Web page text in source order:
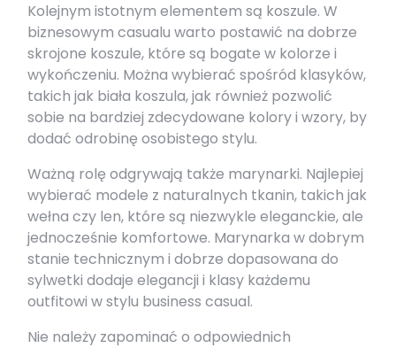
Kolejnym istotnym elementem są koszule. W
biznesowym casualu warto postawić na dobrze
skrojone koszule, które są bogate w kolorze i
wykończeniu. Można wybierać spośród klasyków,
takich jak biała koszula, jak również pozwolić
sobie na bardziej zdecydowane kolory i wzory, by
dodać odrobinę osobistego stylu.
Ważną rolę odgrywają także marynarki. Najlepiej
wybierać modele z naturalnych tkanin, takich jak
wełna czy len, które są niezwykle eleganckie, ale
jednocześnie komfortowe. Marynarka w dobrym
stanie technicznym i dobrze dopasowana do
sylwetki dodaje elegancji i klasy każdemu
outfitowi w stylu business casual.
Nie należy zapominać o odpowiednich